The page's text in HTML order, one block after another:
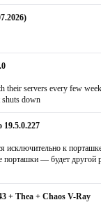
their servers every few
down
19.5.0.227
исключительно к
порташки — будет другой
+ Thea + Chaos V-Ray